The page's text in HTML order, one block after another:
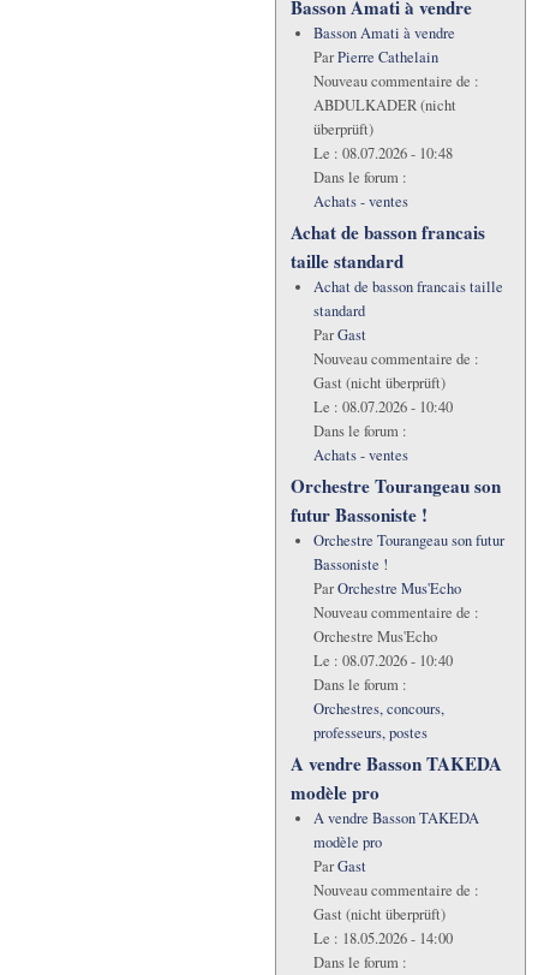
Basson Amati à vendre
Basson Amati à vendre
ParPierre Cathelain
Nouveau commentaire de :
ABDULKADER (nicht
überprüft)
Le : 08.07.2026 - 10:48
Dans le forum :
Achats - ventes
Achat de basson francais
taille standard
Achat de basson francais taille
standard
ParGast
Nouveau commentaire de :
Gast (nicht überprüft)
Le : 08.07.2026 - 10:40
Dans le forum :
Achats - ventes
Orchestre Tourangeau son
futur Bassoniste !
Orchestre Tourangeau son futur
Bassoniste !
ParOrchestre Mus'Echo
Nouveau commentaire de :
Orchestre Mus'Echo
Le : 08.07.2026 - 10:40
Dans le forum :
Orchestres, concours,
professeurs, postes
A vendre Basson TAKEDA
modèle pro
A vendre Basson TAKEDA
modèle pro
ParGast
Nouveau commentaire de :
Gast (nicht überprüft)
Le : 18.05.2026 - 14:00
Dans le forum :